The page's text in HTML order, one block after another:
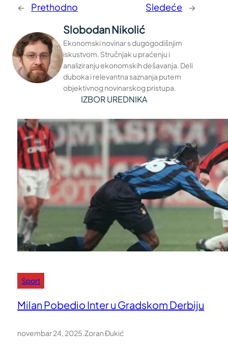
← Prethodno Sledeće →
Slobodan Nikolić
Ekonomski novinar s dugogodišnjim
iskustvom. Stručnjak u praćenju i
analiziranju ekonomskih dešavanja. Deli
duboka i relevantna saznanja putem
objektivnog novinarskog pristupa.
IZBOR UREDNIKA
Sport
Milan Pobedio Inter u Gradskom Derbiju
novembar 24, 2025 Zoran Đukić